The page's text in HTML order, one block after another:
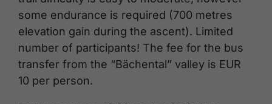
some endurance is required (700 metres
elevation gain during the ascent). Limited
number of participants! The fee for the bus
transfer from the “Bächental” valley is EUR
10 per person.